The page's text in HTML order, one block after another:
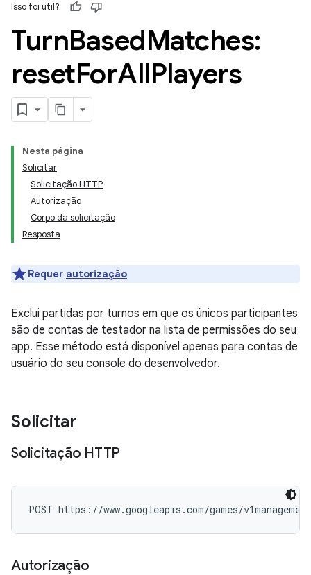
Isso foi útil?
TurnBasedMatches:
resetForAllPlayers
Nesta página
Solicitar
Solicitação HTTP
Autorização
Corpo da solicitação
Resposta
Requer autorização
Exclui partidas por turnos em que os únicos participantes
são de contas de testador na lista de permissões do seu
app. Esse método está disponível apenas para contas de
usuário do seu console do desenvolvedor.
Solicitar
Solicitação HTTP
POST https://www.googleapis.com/games/
Autorização